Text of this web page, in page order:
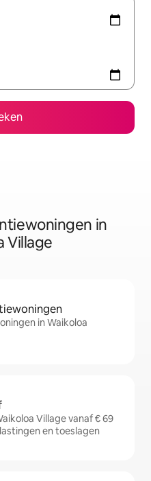
in
Village
in Waikoloa
Village vanaf € 69
en toeslagen